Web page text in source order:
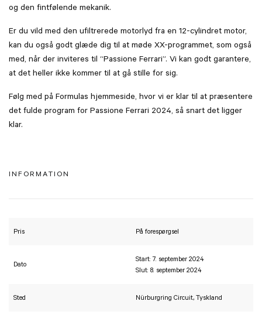
og den fintfølende mekanik.
Er du vild med den ufiltrerede motorlyd fra en 12-cylindret motor,
kan du også godt glæde dig til at møde XX-programmet, som også
med, når der inviteres til “Passione Ferrari”. Vi kan godt garantere,
at det heller ikke kommer til at gå stille for sig.
Følg med på Formulas hjemmeside, hvor vi er klar til at præsentere
det fulde program for Passione Ferrari 2024, så snart det ligger
klar.
INFORMATION
Pris På forespørgsel
Dato
Start: 7. september 2024
Slut: 8. september 2024
Sted Nürburgring Circuit, Tyskland